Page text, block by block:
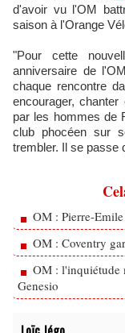
d'avoir vu l'OM
saison à l'Orange
"Pour cette
anniversaire de
chaque rencontre
encourager,
par les hommes de
club phocéen sur
trembler. Il se passe
OM : Pierre-
OM : Coventry
OM : l'inquiétude
Genesio